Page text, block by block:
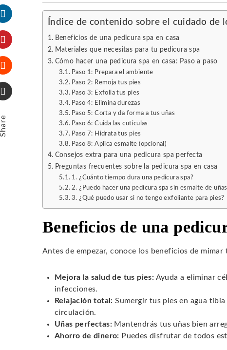
Twitter
LinkedIn
Pinterest
Stumbleupon
Índice de contenido sobre el cuidado de
Beneficios de una pedicura spa en casa
Materiales que necesitas para tu pedicura spa
Cómo hacer una pedicura spa en casa: Paso a paso
Paso 1: Prepara el ambiente
Paso 2: Remoja tus pies
Paso 3: Exfolia tus pies
Paso 4: Elimina durezas
Paso 5: Corta y da forma a tus uñas
Paso 6: Cuida las cutículas
Paso 7: Hidrata tus pies
Paso 8: Aplica esmalte (opcional)
Consejos extra para una pedicura spa perfecta
Preguntas frecuentes sobre la pedicura spa en casa
1. ¿Cuánto tiempo dura una pedicura spa?
2. ¿Puedo hacer una pedicura spa sin esmalte de
3. ¿Qué puedo usar si no tengo exfoliante para pies?
Beneficios de una
Antes de empezar, conoce los beneficios de mimar
Mejora la salud de tus pies: Ayuda a eliminar
infecciones.
Relajación total: Sumergir tus pies en agua
circulación.
Uñas perfectas: Mantendrás tus uñas bien
Ahorro de dinero: Puedes disfrutar de todos